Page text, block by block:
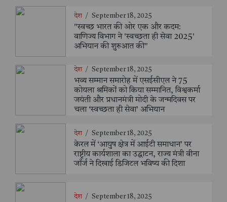
देश / September 18, 2025
"स्वच्छ भारत की ओर एक और कदम:
वाणिज्य विभाग ने 'स्वच्छता ही सेवा 2025'
अभियान की शुरुआत की"
देश / September 18, 2025
भव्य सम्मान समारोह में एसईसीएल ने 75
कोयला श्रमिकों को किया सम्मानित, विश्वकर्मा
जयंती और प्रधानमंत्री मोदी के जन्मदिवस पर
चला ‘स्वच्छता ही सेवा’ अभियान
देश / September 18, 2025
केरल में ‘आयुष क्षेत्र में आईटी समाधान’ पर
राष्ट्रीय कार्यशाला का उद्घाटन, राज्य मंत्री वीना
जॉर्ज ने दिखाई डिजिटल भविष्य की दिशा
देश / September 18, 2025